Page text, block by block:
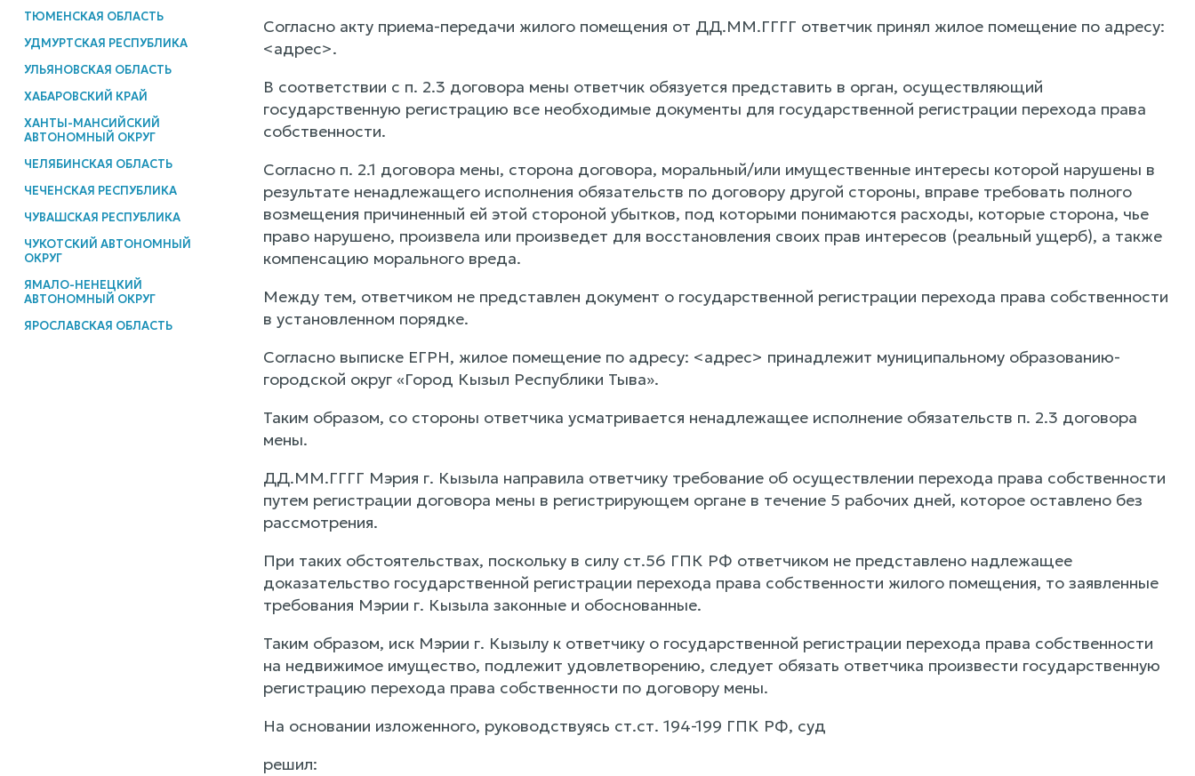
ТЮМЕНСКАЯ ОБЛАСТЬ
УДМУРТСКАЯ РЕСПУБЛИКА
УЛЬЯНОВСКАЯ ОБЛАСТЬ
ХАБАРОВСКИЙ КРАЙ
ХАНТЫ-МАНСИЙСКИЙ
АВТОНОМНЫЙ ОКРУГ
ЧЕЛЯБИНСКАЯ ОБЛАСТЬ
ЧЕЧЕНСКАЯ РЕСПУБЛИКА
ЧУВАШСКАЯ РЕСПУБЛИКА
ЧУКОТСКИЙ АВТОНОМНЫЙ
ОКРУГ
ЯМАЛО-НЕНЕЦКИЙ
АВТОНОМНЫЙ ОКРУГ
ЯРОСЛАВСКАЯ ОБЛАСТЬ
Согласно акту приема-передачи жилого помещения от ДД.ММ.ГГГГ ответчик принял жилое помещение по адресу:
<адрес>.
В соответствии с п. 2.3 договора мены ответчик обязуется представить в орган, осуществляющий
государственную регистрацию все необходимые документы для государственной регистрации перехода права
собственности.
Согласно п. 2.1 договора мены, сторона договора, моральный/или имущественные интересы которой нарушены в
результате ненадлежащего исполнения обязательств по договору другой стороны, вправе требовать полного
возмещения причиненный ей этой стороной убытков, под которыми понимаются расходы, которые сторона, чье
право нарушено, произвела или произведет для восстановления своих прав интересов (реальный ущерб), а также
компенсацию морального вреда.
Между тем, ответчиком не представлен документ о государственной регистрации перехода права собственности
в установленном порядке.
Согласно выписке ЕГРН, жилое помещение по адресу: <адрес> принадлежит муниципальному образованию-
городской округ «Город Кызыл Республики Тыва».
Таким образом, со стороны ответчика усматривается ненадлежащее исполнение обязательств п. 2.3 договора
мены.
ДД.ММ.ГГГГ Мэрия г. Кызыла направила ответчику требование об осуществлении перехода права собственности
путем регистрации договора мены в регистрирующем органе в течение 5 рабочих дней, которое оставлено без
рассмотрения.
При таких обстоятельствах, поскольку в силу ст.56 ГПК РФ ответчиком не представлено надлежащее
доказательство государственной регистрации перехода права собственности жилого помещения, то заявленные
требования Мэрии г. Кызыла законные и обоснованные.
Таким образом, иск Мэрии г. Кызылу к ответчику о государственной регистрации перехода права собственности
на недвижимое имущество, подлежит удовлетворению, следует обязать ответчика произвести государственную
регистрацию перехода права собственности по договору мены.
На основании изложенного, руководствуясь ст.ст. 194-199 ГПК РФ, суд
решил: